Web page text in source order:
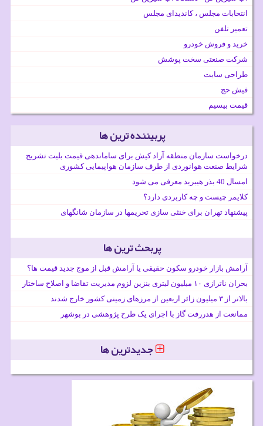
انتخابات مجلس ، کاندیدای مجلس
تعمیر تلفن
خرید و فروش خودرو
شرکت صنعتی سخت پوشش
طراحی سایت
فیش حج
قیمت بیسیم
پربیننده ترین ها
درخواست سازمان منطقه آزاد کیش برای ساماندهی قیمت بلیت تشریح
شرایط صنعت هوانوردی از طرف سازمان هواپیمایی کشوری
امسال 40 بذر هیبرید معرفی می شود
کلایمر چیست و چه کاربردی دارد؟
پیشنهاد تهران برای خنثی سازی تحریمها در سازمان شانگهای
پربحث ترین ها
آرامش بازار خودرو سکون حقیقی یا آرامش قبل از موج جدید قیمت ها؟
بحران ناترازی ۱۰ میلیون لیتری بنزین لزوم مدیریت تقاضا و اصلاح ساختار
بالاتر از ۳ میلیون زائر اربعین از مرزهای زمینی کشور خارج شدند
ممانعت از هدررفت گاز با اجرای یک طرح پژوهشی در بوشهر
جدیدترین ها